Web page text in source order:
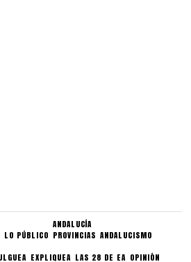
LO PÚBLICO
ANDALUCÍA
PROVINCIAS ANDALUCISMO
EXPLIQUEA LAS 28 DE EA OPINIÓN